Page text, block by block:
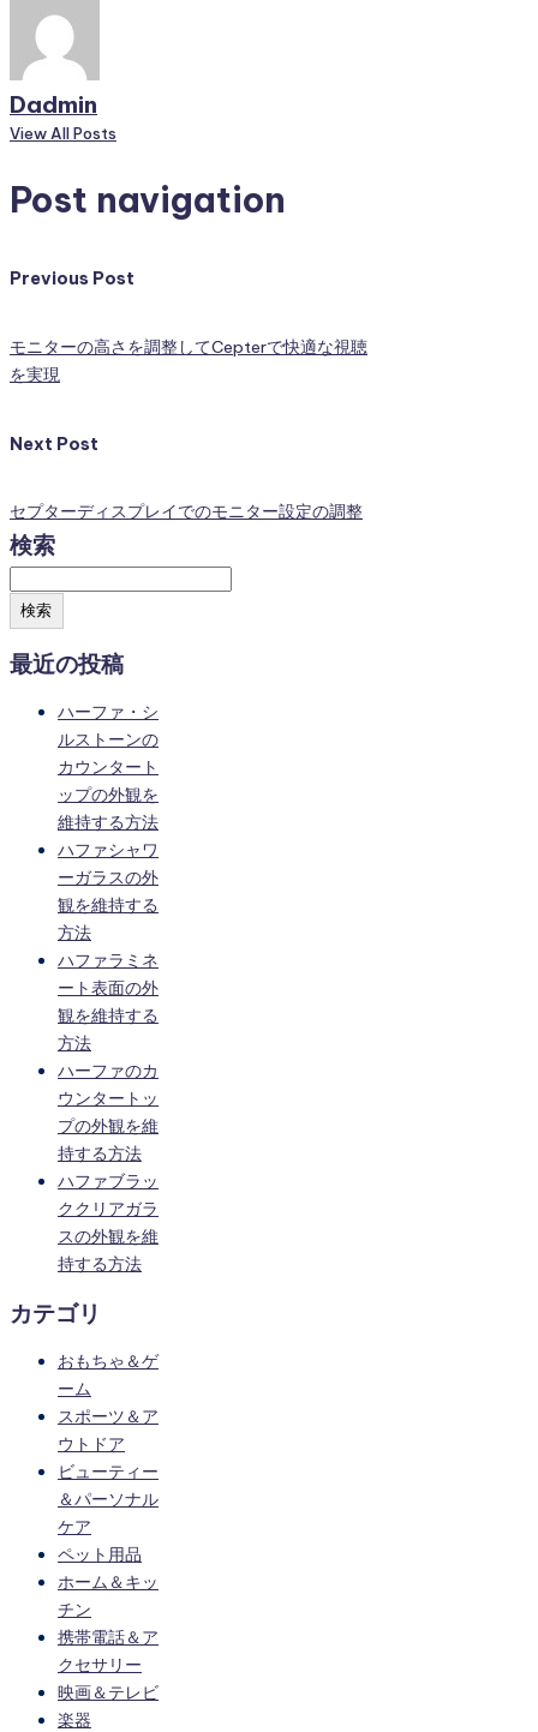
Dadmin
View All Posts
Post navigation
Previous Post
モニターの高さを調整してCepterで快適な視聴
を実現
Next Post
セプターディスプレイでのモニター設定の調整
検索
検索
最近の投稿
ハーファ・シ
ルストーンの
カウンタート
ップの外観を
維持する方法
ハファシャワ
ーガラスの外
観を維持する
方法
ハファラミネ
ート表面の外
観を維持する
方法
ハーファのカ
ウンタートッ
プの外観を維
持する方法
ハファブラッ
ククリアガラ
スの外観を維
持する方法
カテゴリ
おもちゃ＆ゲ
ーム
スポーツ＆ア
ウトドア
ビューティー
＆パーソナル
ケア
ペット用品
ホーム＆キッ
チン
携帯電話＆ア
クセサリー
映画＆テレビ
楽器